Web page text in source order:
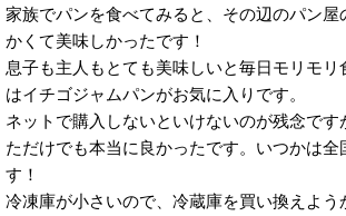
家族でパンを食べてみると、その辺のパン屋
かくて美味しかったです！
息子も主人もとても美味しいと毎日モリモ
はイチゴジャムパンがお気に入りです。
ネットで購入しないといけないのが残念で
ただけでも本当に良かったです。いつかは
す！
冷凍庫が小さいので、冷蔵庫を買い換えよう